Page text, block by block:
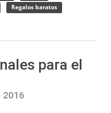
Regalos baratos
para el
2016